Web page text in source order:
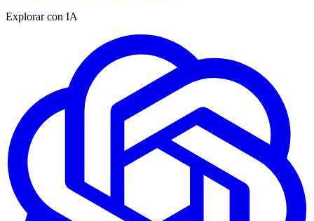
Explorar con IA